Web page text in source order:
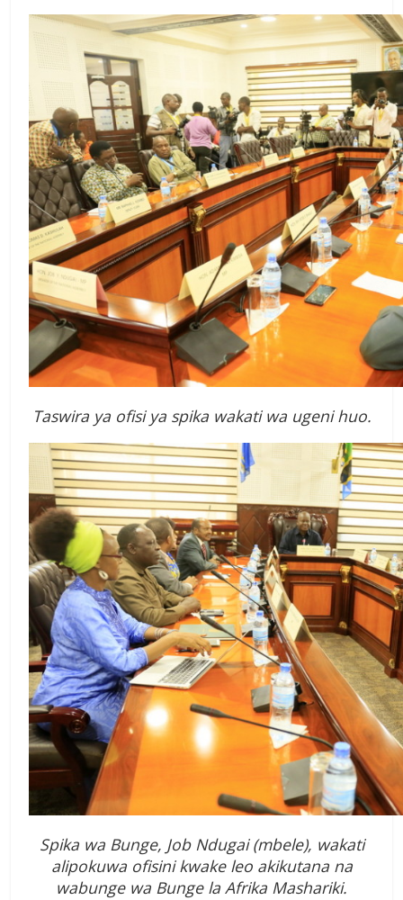
Taswira ya ofisi ya spika wakati wa ugeni huo.
Spika wa Bunge, Job Ndugai (mbele), wakati
alipokuwa ofisini kwake leo akikutana na
wabunge wa Bunge la Afrika Mashariki.